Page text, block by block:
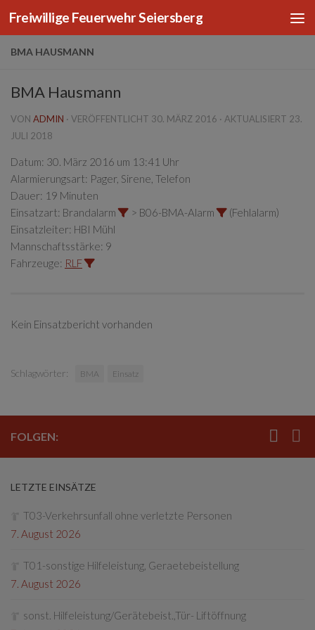
Zum Inhalt springen
Freiwillige Feuerwehr Seiersberg
BMA HAUSMANN
BMA Hausmann
VON ADMIN · VERÖFFENTLICHT 30. MÄRZ 2016 · AKTUALISIERT 23.
JULI 2018
Datum: 30. März 2016 um 13:41 Uhr
Alarmierungsart: Pager, Sirene, Telefon
Dauer: 19 Minuten
Einsatzart: Brandalarm > B06-BMA-Alarm
(Fehlalarm)
Einsatzleiter: HBI Mühl
Mannschaftsstärke: 9
Fahrzeuge: RLF
Kein Einsatzbericht vorhanden
Schlagwörter: BMA Einsatz
FOLGEN:
LETZTE EINSÄTZE
T03-Verkehrsunfall ohne verletzte Personen
7. August 2026
T01-sonstige Hilfeleistung, Geraetebeistellung
7. August 2026
sonst. Hilfeleistung/Gerätebeist.,Tür- Liftöffnung